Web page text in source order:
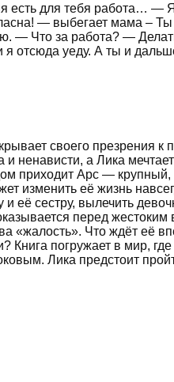
для тебя работа… —
— выбегает мама –
— Что за работа? —
отсюда уеду. А ты и
своего презрения
а Лика
приходит Арс —
изменить её жизнь
её сестру, вылечить
перед
«жалость». Что ждёт её
погружает в мир,
Лика предстоит